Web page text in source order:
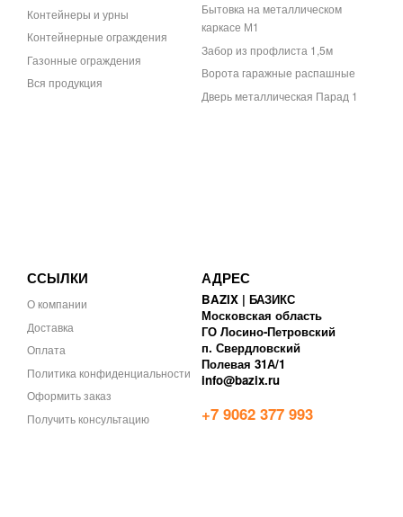
Контейнеры и урны
Контейнерные ограждения
Газонные ограждения
Вся продукция
Бытовка на металлическом
каркасе М1
Забор из профлиста 1,5м
Ворота гаражные распашные
Дверь металлическая Парад 1
ССЫЛКИ
О компании
Доставка
Оплата
Политика конфиденциальности
Оформить заказ
Получить консультацию
АДРЕС
BAZIX | БАЗИКС
Московская область
ГО Лосино-Петровский
п. Свердловский
Полевая 31А/1
info@bazix.ru
+7 9062 377 993